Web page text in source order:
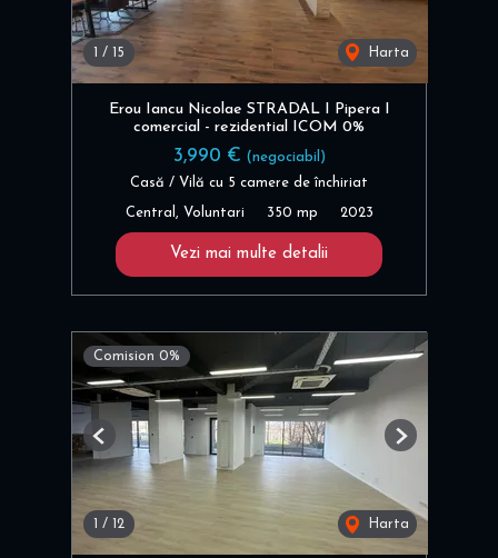
1 / 15 Harta
Erou Iancu Nicolae STRADAL I Pipera I
comercial - rezidential ICOM 0%
3,990 € (negociabil)
Casă / Vilă cu 5 camere de închiriat
Central, Voluntari 350 mp 2023
Vezi mai multe detalii
Comision 0%
/ 12 Harta
Previous Next